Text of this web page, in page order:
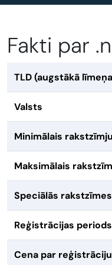
Fakti par
TLD (augstākā
Valsts
Minimālais
Maksimālais
Speciālās
Reģistrācijas periods
Cena par reģistrāciju